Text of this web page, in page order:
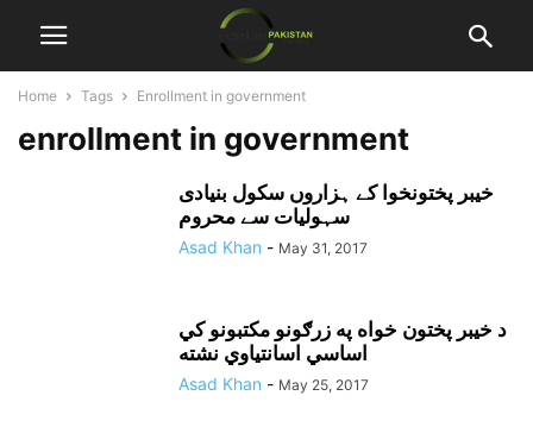
Home Tags Enrollment in government
enrollment in government
خیبر پختونخوا کے ہزاروں سکول بنیادی
سہولیات سے محروم
Asad Khan - May 31, 2017
د خيبر پختون خواه په زرګونو مکتبونو کي
اساسي اسانتياوي نشته
Asad Khan - May 25, 2017